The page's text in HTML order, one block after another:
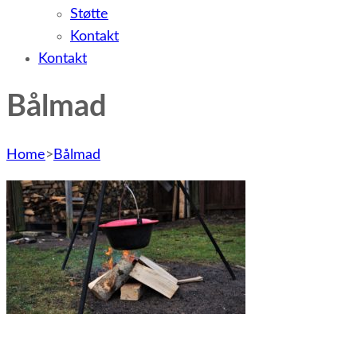
Støtte
Kontakt
Kontakt
Bålmad
Home> Bålmad